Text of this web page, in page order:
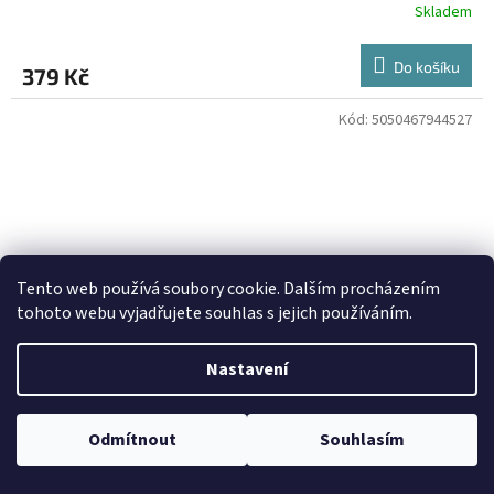
Tento web používá soubory cookie. Dalším procházením
tohoto webu vyjadřujete souhlas s jejich používáním.
Nastavení
Odmítnout Souhlasím
Skladem
379 Kč Do košíku
339 Kč
–11 %
TATA BOJS - Nanotour - 2DVD
Kód: 5050467944527